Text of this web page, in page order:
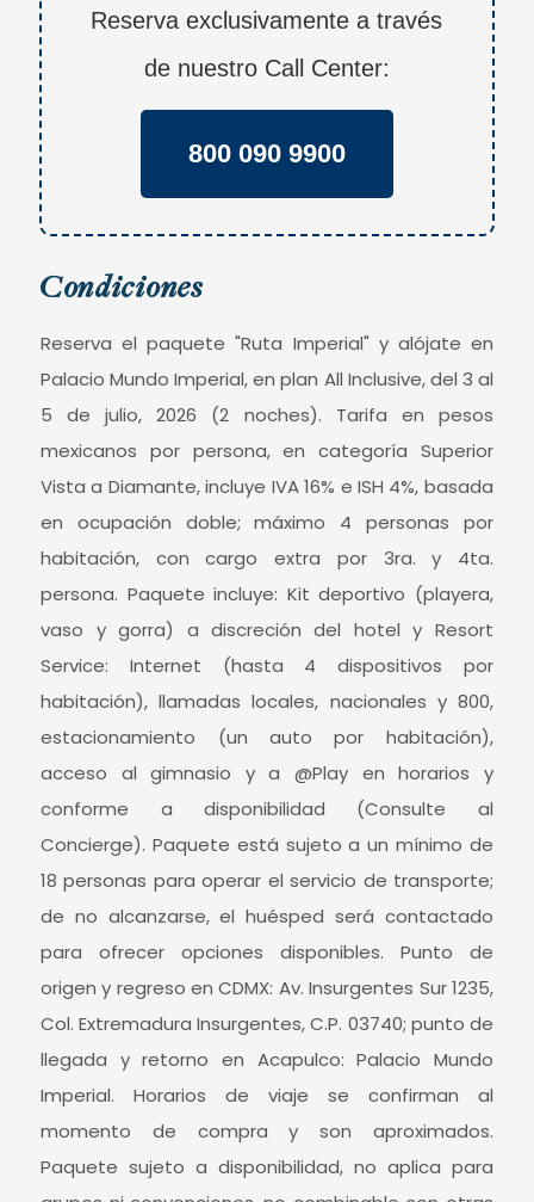
Reserva exclusivamente a través
de nuestro Call Center:
800 090 9900
Condiciones
Reserva el paquete "Ruta Imperial" y alójate en
Palacio Mundo Imperial, en plan All Inclusive, del 3 al
5 de julio, 2026 (2 noches). Tarifa en pesos
mexicanos por persona, en categoría Superior
Vista a Diamante, incluye IVA 16% e ISH 4%, basada
en ocupación doble; máximo 4 personas por
habitación, con cargo extra por 3ra. y 4ta.
persona. Paquete incluye: Kit deportivo (playera,
vaso y gorra) a discreción del hotel y Resort
Service: Internet (hasta 4 dispositivos por
habitación), llamadas locales, nacionales y 800,
estacionamiento (un auto por habitación),
acceso al gimnasio y a @Play en horarios y
conforme a disponibilidad (Consulte al
Concierge). Paquete está sujeto a un mínimo de
18 personas para operar el servicio de transporte;
de no alcanzarse, el huésped será contactado
para ofrecer opciones disponibles. Punto de
origen y regreso en CDMX: Av. Insurgentes Sur 1235,
Col. Extremadura Insurgentes, C.P. 03740; punto de
llegada y retorno en Acapulco: Palacio Mundo
Imperial. Horarios de viaje se confirman al
momento de compra y son aproximados.
Paquete sujeto a disponibilidad, no aplica para